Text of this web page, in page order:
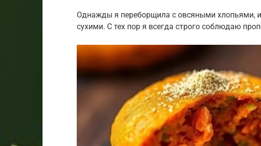
Однажды я переборщила с овсяными хлопьями,
сухими. С тех пор я всегда строго соблюдаю